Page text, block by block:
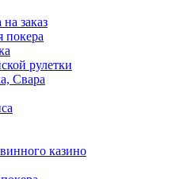
заказ
покера
рулетки
Свара
казино